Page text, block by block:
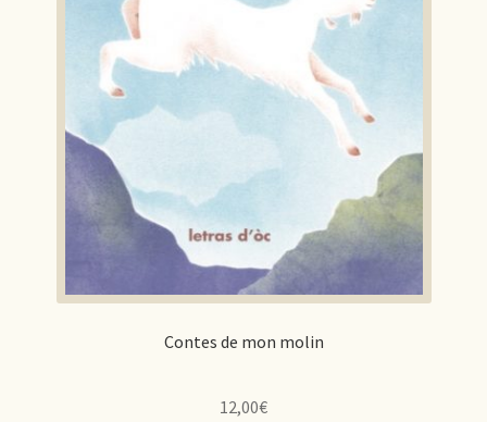
Contes de mon molin
12,00€